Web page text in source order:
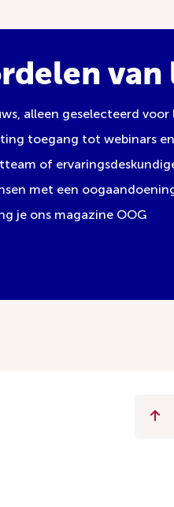
alleen geselecteerd voor
toegang tot webinars
of
met een
je ons magazine OOG